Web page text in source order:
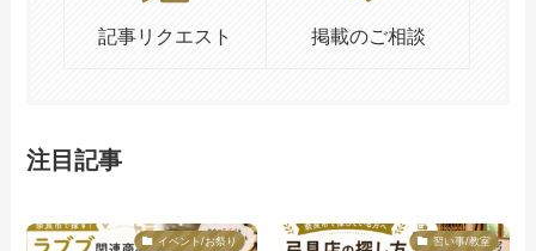
記事リクエスト 掲載のご相談
注目記事
イベント/お祭り 習い事/教室